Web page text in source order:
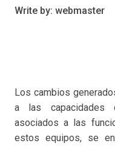
Write by: webmaster
Los cambios
a las
asociados a las
estos equipos, se